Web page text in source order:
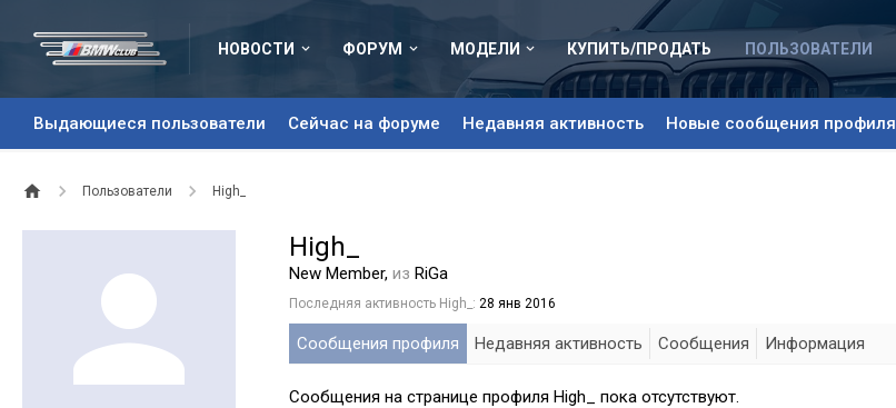
НОВОСТИ ФОРУМ МОДЕЛИ КУПИТЬ/ПРОДАТЬ ПОЛЬЗОВАТЕЛИ
Выдающиеся пользователи Сейчас на форуме Недавняя активность Новые сообщения профиля
Пользователи High_
High_
New Member, из RiGa
Последняя активность High_: 28 янв 2016
Сообщения профиля Недавняя активность Сообщения Информация
Сообщения на странице профиля High_ пока отсутствуют.